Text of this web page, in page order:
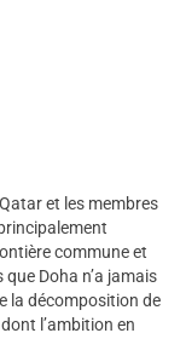
et les membres
commune et
Doha n’a jamais
la décomposition de
l’ambition en